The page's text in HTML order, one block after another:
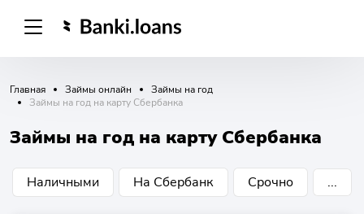
Главная Займы онлайн
Займы на год
Займы на год на карту Сбербанка
Займы на год на карту Сбербанка
Наличными На Сбербанк Срочно ...